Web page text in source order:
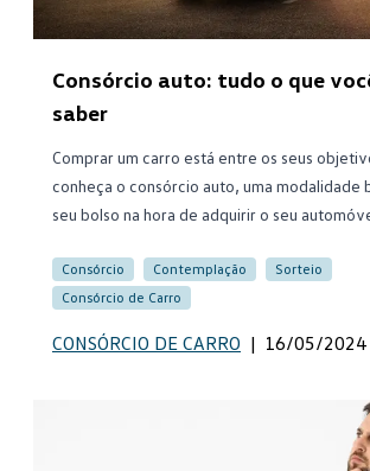
Consórcio auto: tudo o que
saber
Comprar um carro está entre os seus
conheça o consórcio auto, uma modalidade
seu bolso na hora de adquirir o seu
Consórcio Contemplação
Sorteio
Consórcio de Carro
CONSÓRCIO DE CARRO | 16/05/2024